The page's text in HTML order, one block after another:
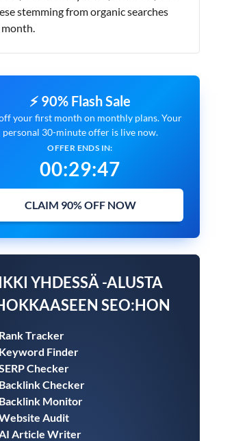
stemming from organic searches
month.
⚡ 90% Flash Sale
your first month on monthly plans. Your
personal 30-minute offer is live now.
OFFER ENDS IN:
00:29:45
CLAIM 90% OFF NOW
YHDESSÄ -ALUSTA
SEO:HON
Rank Tracker
Keyword Finder
Checker
Backlink Checker
Backlink Monitor
Audit
Article Writer